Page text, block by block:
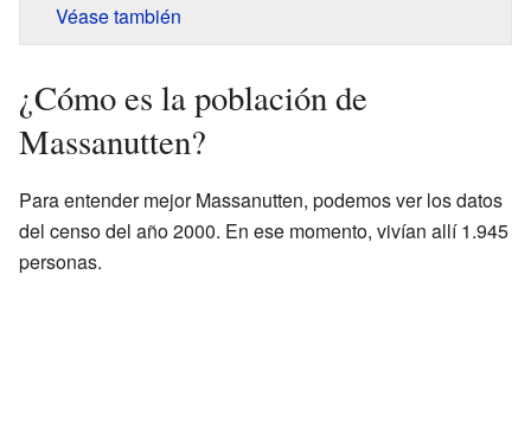
Véase también
¿Cómo es la población de
Massanutten?
Para entender mejor Massanutten, podemos ver los datos
del censo del año 2000. En ese momento, vivían allí 1.945
personas.